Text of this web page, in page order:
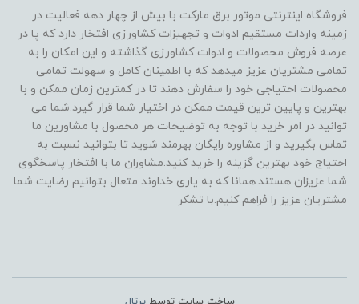
فروشگاه اینترنتی موتور برق مارکت با بیش از چهار دهه فعالیت در
زمینه واردات مستقیم ادوات و تجهیزات کشاورزی افتخار دارد که پا در
عرصه فروش محصولات و ادوات کشاورزی گذاشته و این امکان را به
تمامی مشتریان عزیز میدهد که با اطمینان کامل و سهولت تمامی
محصولات احتیاجی خود را سفارش دهند تا در کمترین زمان ممکن و با
بهترین و پایین ترین قیمت ممکن در اختیار شما قرار گیرد.شما می
توانید در امر خرید با توجه به توضیحات هر محصول با مشاورین ما
تماس بگیرید و از مشاوره رایگان بهرمند شوید تا بتوانید نسبت به
احتیاج خود بهترین گزینه را خرید کنید.مشاوران ما با افتخار پاسخگوی
شما عزیزان هستند.همانا که به یاری خداوند متعال بتوانیم رضایت شما
مشتریان عزیز را فراهم کنیم.با تشکر